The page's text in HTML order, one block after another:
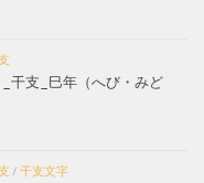
干支_巳年（へび・みど
/ 干支文字